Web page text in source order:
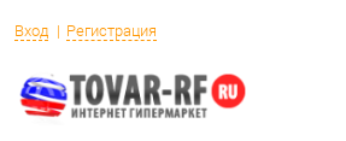
Вход Регистрация